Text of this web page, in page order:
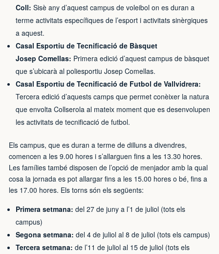
Coll: Sisè any d’aquest campus de voleibol on es duran a
terme activitats específiques de l’esport i activitats sinèrgiques
a aquest.
Casal Esportiu de Tecnificació de Bàsquet
Josep Comellas: Primera edició d’aquest campus de bàsquet
que s’ubicarà al poliesportiu Josep Comellas.
Casal Esportiu de Tecnificació de Futbol de Vallvidrera:
Tercera edició d’aquests camps que permet conèixer la natura
que envolta Collserola al mateix moment que es desenvolupen
les activitats de tecnificació de futbol.
Els campus, que es duran a terme de dilluns a divendres,
comencen a les 9.00 hores i s’allarguen fins a les 13.30 hores.
Les famílies també disposen de l’opció de menjador amb la qual
cosa la jornada es pot allargar fins a les 15.00 hores o bé, fins a
les 17.00 hores. Els torns són els següents:
Primera setmana: del 27 de juny a l’1 de juliol (tots els
campus)
Segona setmana: del 4 de juliol al 8 de juliol (tots els campus)
Tercera setmana: de l’11 de juliol al 15 de juliol (tots els